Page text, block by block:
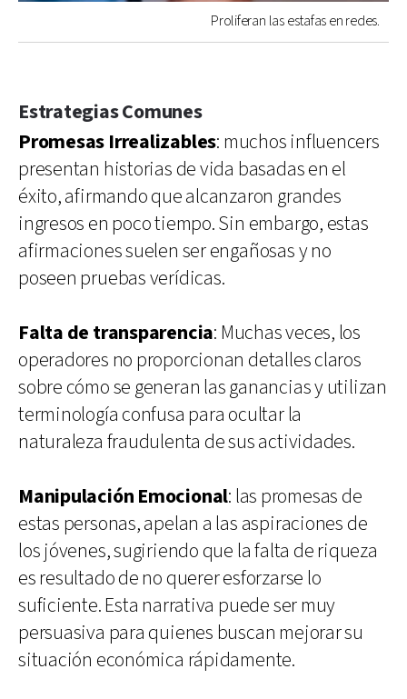
Proliferan las estafas en redes.
Estrategias Comunes
Promesas Irrealizables: muchos influencers
presentan historias de vida basadas en el
éxito, afirmando que alcanzaron grandes
ingresos en poco tiempo. Sin embargo, estas
afirmaciones suelen ser engañosas y no
poseen pruebas verídicas.
Falta de transparencia: Muchas veces, los
operadores no proporcionan detalles claros
sobre cómo se generan las ganancias y utilizan
terminología confusa para ocultar la
naturaleza fraudulenta de sus actividades.
Manipulación Emocional: las promesas de
estas personas, apelan a las aspiraciones de
los jóvenes, sugiriendo que la falta de riqueza
es resultado de no querer esforzarse lo
suficiente. Esta narrativa puede ser muy
persuasiva para quienes buscan mejorar su
situación económica rápidamente.